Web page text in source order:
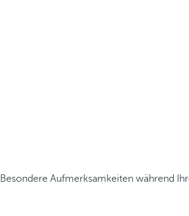
Besondere Aufmerksamkeiten während